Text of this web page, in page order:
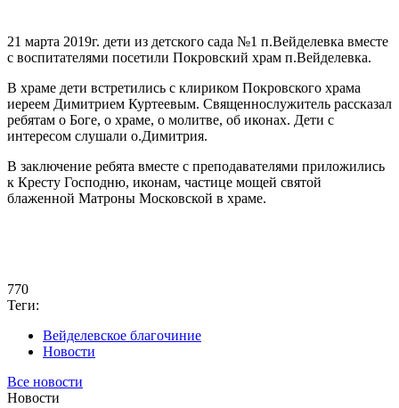
21 марта 2019г. дети из детского сада №1 п.Вейделевка вместе
с воспитателями посетили Покровский храм п.Вейделевка.
В храме дети встретились с клириком Покровского храма
иереем Димитрием Куртеевым. Священнослужитель рассказал
ребятам о Боге, о храме, о молитве, об иконах. Дети с
интересом слушали о.Димитрия.
В заключение ребята вместе с преподавателями приложились
к Кресту Господню, иконам, частице мощей святой
блаженной Матроны Московской в храме.
770
Теги:
Вейделевское благочиние
Новости
Все новости
Новости